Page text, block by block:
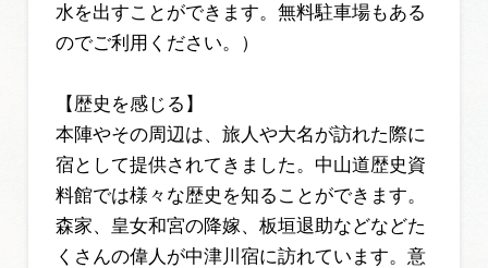
水を出すことができます。無料駐車場もある
のでご利用ください。）
【歴史を感じる】
本陣やその周辺は、旅人や大名が訪れた際に
宿として提供されてきました。中山道歴史資
料館では様々な歴史を知ることができます。
森家、皇女和宮の降嫁、板垣退助などなどた
くさんの偉人が中津川宿に訪れています。意